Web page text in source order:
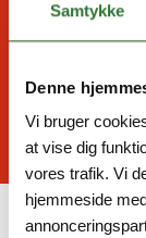
Samtykke
Denne
Vi bruger
at vise dig
vores trafik. Vi
hjemmeside